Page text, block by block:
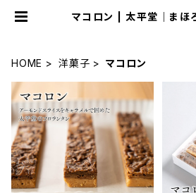
マコロン | 太平堂｜まほ
HOME 洋菓子 マコロン